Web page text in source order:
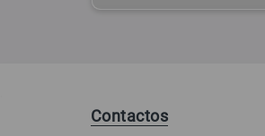
Contactos